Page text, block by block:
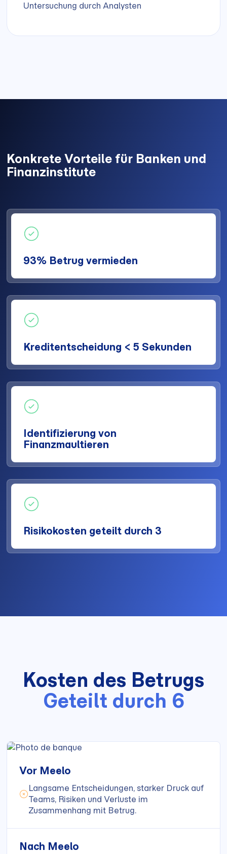
Untersuchung durch Analysten
Konkrete Vorteile für Banken und
Finanzinstitute
93% Betrug vermieden
Kreditentscheidung < 5 Sekunden
Identifizierung von
Finanzmaultieren
Risikokosten geteilt durch 3
Kosten des Betrugs
Geteilt durch 6
Vor Meelo
Langsame Entscheidungen, starker Druck auf
Teams, Risiken und Verluste im
Zusammenhang mit Betrug.
Nach Meelo